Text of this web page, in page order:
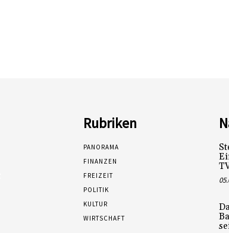
Rubriken
PANORAMA
FINANZEN
FREIZEIT
POLITIK
KULTUR
WIRTSCHAFT